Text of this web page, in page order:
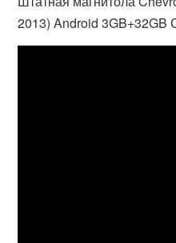
2013) Android 3GB+32GB